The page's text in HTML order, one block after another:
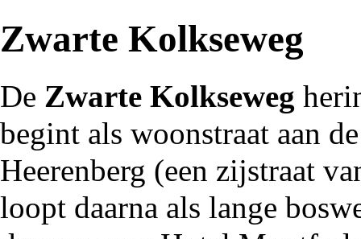
Zwarte Kolkseweg
De Zwarte Kolkseweg
begint als woonstraat aan
Heerenberg (een zijstraat
loopt daarna als lange